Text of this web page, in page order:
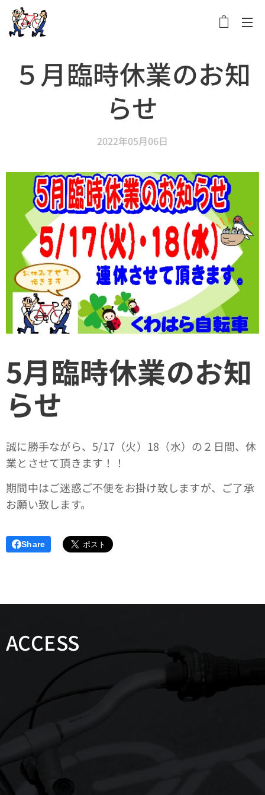
５月臨時休業のお知
らせ
2022年05月06日
5月臨時休業のお知
らせ
誠に勝手ながら、5/17（火）18（水）の２日間、休
業とさせて頂きます！！
期間中はご迷惑ご不便をお掛け致しますが、ご了承
お願い致します。
Share
ACCESS